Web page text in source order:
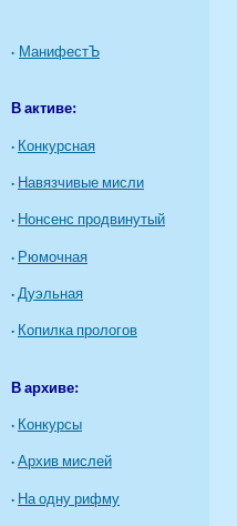
· МанифестЪ
В активе:
· Конкурсная
· Навязчивые мисли
· Нонсенс продвинутый
· Рюмочная
·Дуэльная
· Копилка прологов
В архиве:
· Конкурсы
·Архив мислей
· На одну рифму